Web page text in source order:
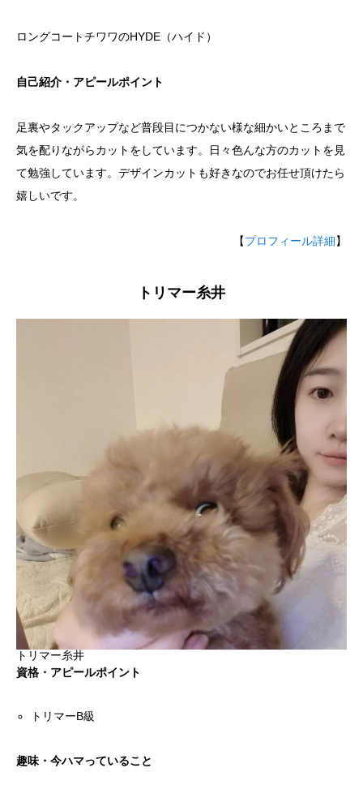
ロングコートチワワのHYDE（ハイド）
自己紹介・アピールポイント
足裏やタックアップなど普段目につかない様な細かいところまで
気を配りながらカットをしています。日々色んな方のカットを見
て勉強しています。デザインカットも好きなのでお任せ頂けたら
嬉しいです。
【プロフィール詳細】
トリマー糸井
トリマー糸井
資格・アピールポイント
トリマーB級
趣味・今ハマっていること